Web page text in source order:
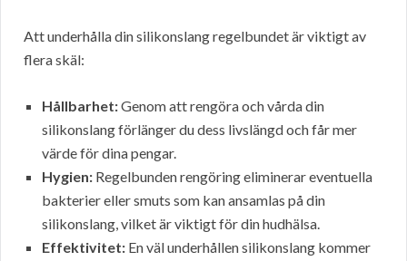
Att underhålla din silikonslang regelbundet är viktigt av
flera skäl:
Hållbarhet:Genom att rengöra och vårda din
silikonslang förlänger du dess livslängd och får mer
värde för dina pengar.
Hygien: Regelbunden rengöring eliminerar eventuella
bakterier eller smuts som kan ansamlas på din
silikonslang, vilket är viktigt för din hudhälsa.
Effektivitet: En väl underhållen silikonslang kommer